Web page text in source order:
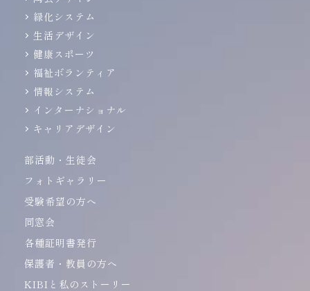
緑化システム
生活デザイン
健康スポーツ
福祉ボランティア
情報システム
インターナショナル
キャリアデザイン
部活動・生徒会
フォトギャラリー
受験希望の方へ
同窓会
各種証明書発行
保護者・教員の方へ
KIBIと私のストーリー